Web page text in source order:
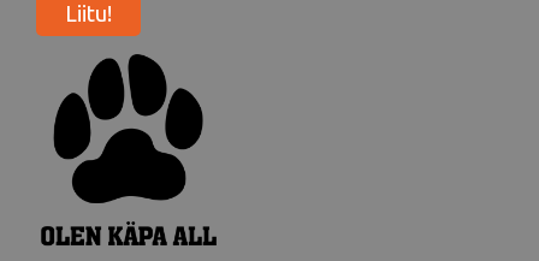
Liitu!